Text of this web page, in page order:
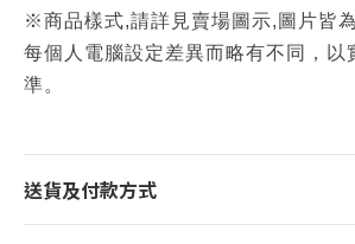
※商品樣式,請詳見賣場圖示,圖片皆
每個人電腦設定差異而略有不同，以
準。
送貨及付款方式